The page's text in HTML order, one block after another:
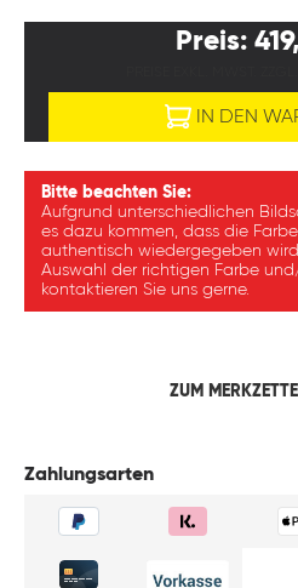
Preis:
IN DEN
Bitte beachten Sie:
Aufgrund unterschiedlichen
es dazu kommen, dass die
authentisch wiedergegeben
Auswahl der richtigen Farbe
kontaktieren Sie uns gerne.
ZUM
Zahlungsarten